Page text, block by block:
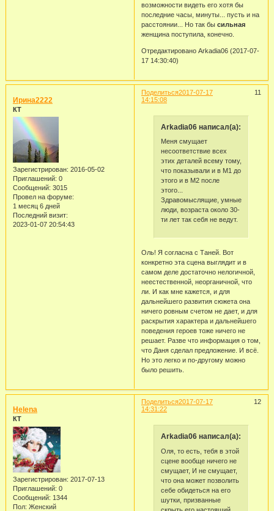
возможности видеть его хотя бы
последние часы, минуты... пусть и на
расстоянии... Но так бы сильная
женщина поступила, конечно.
Отредактировано Arkadia06 (2017-07-
17 14:30:40)
Поделиться 11
2017-07-17
14:15:08
Ирина2222
КТ
Зарегистрирован: 2016-05-02
Приглашений: 0
Сообщений: 3015
Провел на форуме:
1 месяц 6 дней
Последний визит:
2023-01-07 20:54:43
Arkadia06 написал(а):
Меня смущает
несоответствие всех
этих деталей всему тому,
что показывали и в М1 до
этого и в М2 после
этого...
Здравомыслящие, умные
люди, возраста около 30-
ти лет так себя не ведут.
Оль! Я согласна с Таней. Вот
конкретно эта сцена выглядит и в
самом деле достаточно нелогичной,
неестественной, неорганичной, что
ли. И как мне кажется, и для
дальнейшего развития сюжета она
ничего ровным счетом не дает, и для
раскрытия характера и дальнейшего
поведения героев тоже ничего не
решает. Разве что информация о том,
что Даня сделал предложение. И всё.
Но это легко и по-другому можно
было решить.
Поделиться 12
2017-07-17
14:31:22
Helena
КТ
Зарегистрирован: 2017-07-13
Приглашений: 0
Сообщений: 1344
Пол: Женский
Arkadia06 написал(а):
Оля, то есть, тебя в этой
сцене вообще ничего не
смущает, И не смущает,
что она может позволить
себе обидеться на его
шутки, призванные